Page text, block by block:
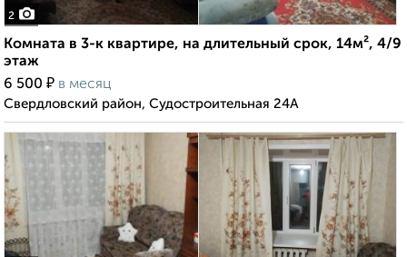
2
Комната в 3-к квартире, на длительный срок, 14м², 4/9
этаж
6 500 ₽ в месяц
Свердловский район, Судостроительная 24А